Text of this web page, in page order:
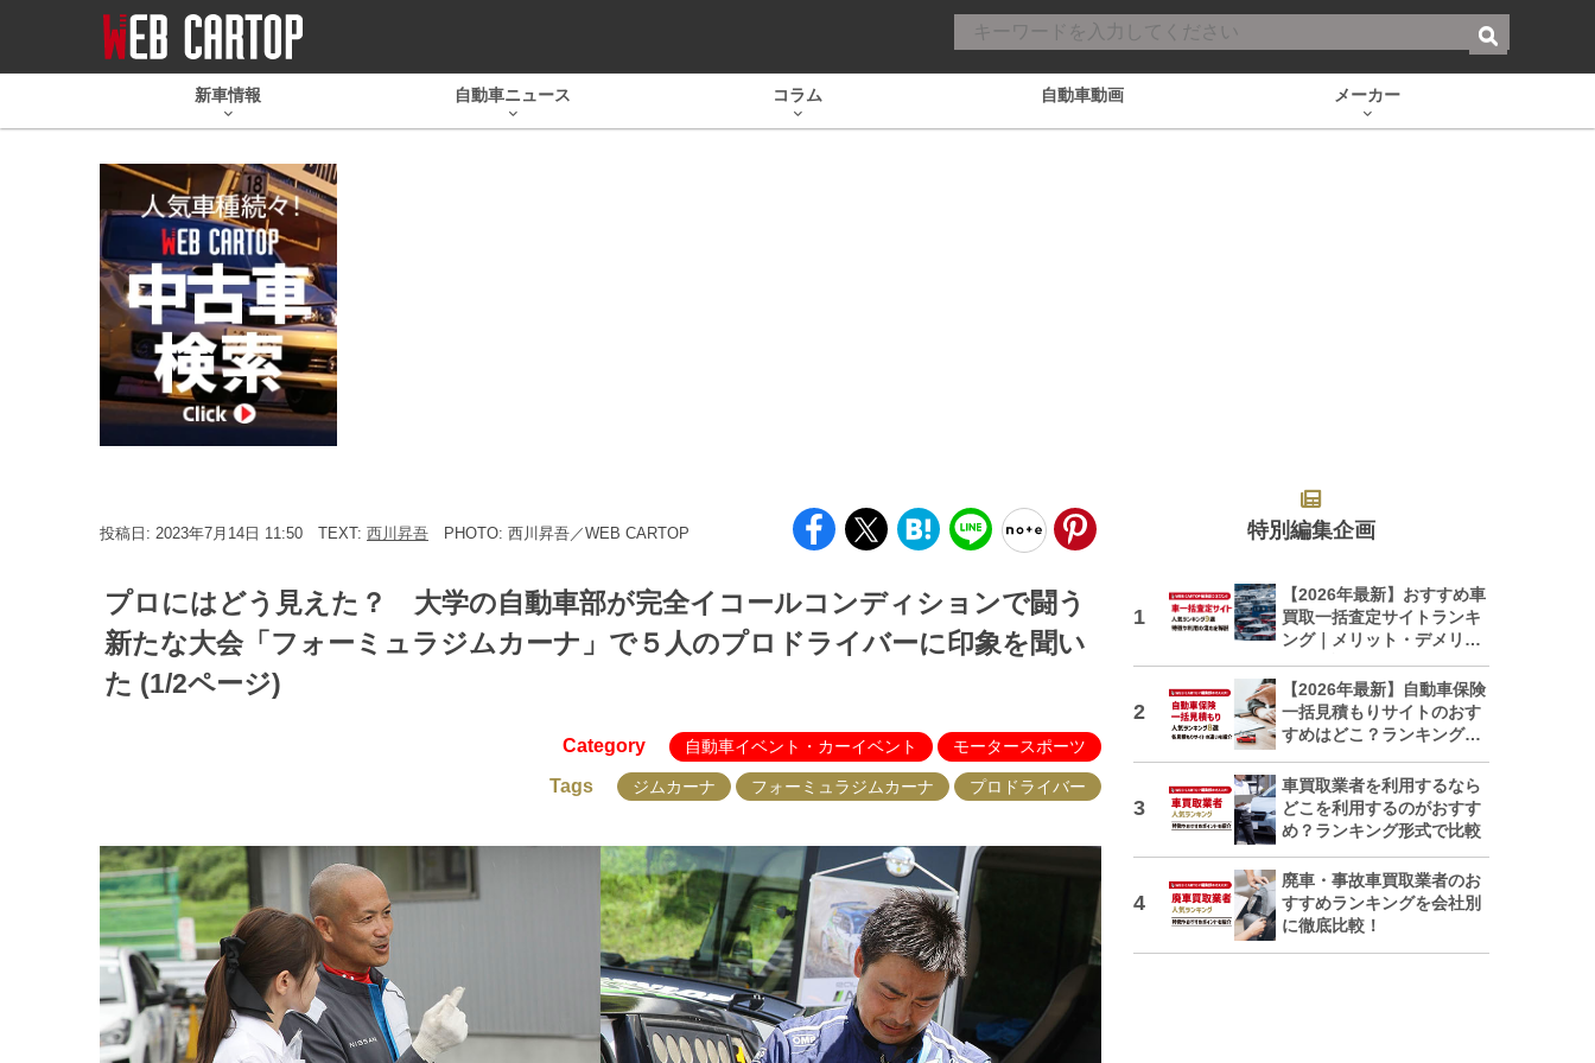
新車情報 自動車ニュース コラム 自動車動画 メーカー
投稿日: 2023年7月14日 11:50 TEXT: 西川昇吾 PHOTO: 西川昇吾／WEB CARTOP
プロにはどう見えた？ 大学の自動車部が完全イコールコンディションで闘う
新たな大会「フォーミュラジムカーナ」で５人のプロドライバーに印象を聞い
た (1/2ページ)
Category 自動車イベント・カーイベント モータースポーツ
Tags ジムカーナ フォーミュラジムカーナ プロドライバー
特別編集企画
【2026年最新】おすすめ車
買取一括査定サイトランキ
ング｜メリット・デメリッ
トも解説
【2026年最新】自動車保険
一括見積もりサイトのおす
すめはどこ？ランキングで
車買取業者を利用するなら
どこを利用するのがおすす
め？ランキング形式で比較
廃車・事故車買取業者のお
すすめランキングを会社別
に徹底比較！